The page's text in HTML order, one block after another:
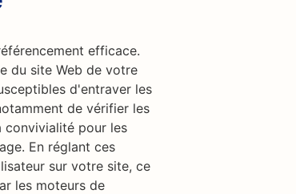
efficace.
du site Web de votre
d'entraver les
de vérifier les
convivialité pour les
En réglant ces
sur votre site, ce
les moteurs de